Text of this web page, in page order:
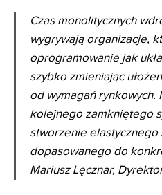
Czas monolitycznych
wygrywają organizacje,
oprogramowanie jak
szybko zmieniając
od wymagań rynkowych.
kolejnego zamkniętego
stworzenie
dopasowanego do
Mariusz Lęcznar,